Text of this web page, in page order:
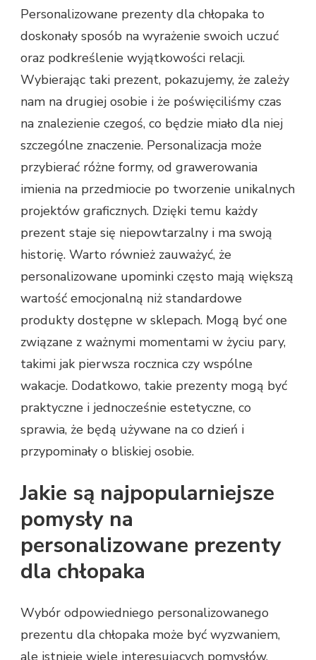
Personalizowane prezenty dla chłopaka to
doskonały sposób na wyrażenie swoich uczuć
oraz podkreślenie wyjątkowości relacji.
Wybierając taki prezent, pokazujemy, że zależy
nam na drugiej osobie i że poświęciliśmy czas
na znalezienie czegoś, co będzie miało dla niej
szczególne znaczenie. Personalizacja może
przybierać różne formy, od grawerowania
imienia na przedmiocie po tworzenie unikalnych
projektów graficznych. Dzięki temu każdy
prezent staje się niepowtarzalny i ma swoją
historię. Warto również zauważyć, że
personalizowane upominki często mają większą
wartość emocjonalną niż standardowe
produkty dostępne w sklepach. Mogą być one
związane z ważnymi momentami w życiu pary,
takimi jak pierwsza rocznica czy wspólne
wakacje. Dodatkowo, takie prezenty mogą być
praktyczne i jednocześnie estetyczne, co
sprawia, że będą używane na co dzień i
przypominały o bliskiej osobie.
Jakie są najpopularniejsze
pomysły na
personalizowane prezenty
dla chłopaka
Wybór odpowiedniego personalizowanego
prezentu dla chłopaka może być wyzwaniem,